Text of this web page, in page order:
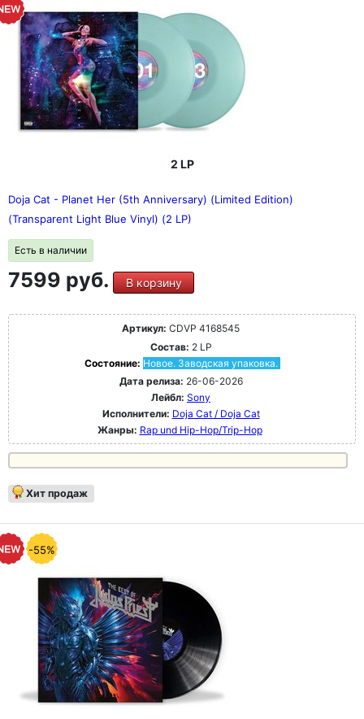
2 LP
Doja Cat - Planet Her (5th Anniversary) (Limited Edition)
(Transparent Light Blue Vinyl) (2 LP)
Есть в наличии
7599 руб. В корзину
Артикул: CDVP 4168545
Состав: 2 LP
Состояние: Новое. Заводская упаковка.
Дата релиза: 26-06-2026
Лейбл: Sony
Исполнители: Doja Cat / Doja Cat
Жанры: Rap und Hip-Hop/Trip-Hop
Хит продаж
-55%